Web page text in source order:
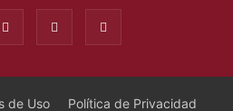
de Uso Política de Privacidad